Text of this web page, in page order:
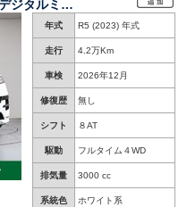
ジタルミラ
２インチサ
ンビエン
囲カメラ
年式 R5 (2023) 年式
走行 4.2万Km
車検 2026年12月
修復歴 無し
シフト ８AT
駆動 フルタイム４WD
排気量 3000 cc
系統色 ホワイト系